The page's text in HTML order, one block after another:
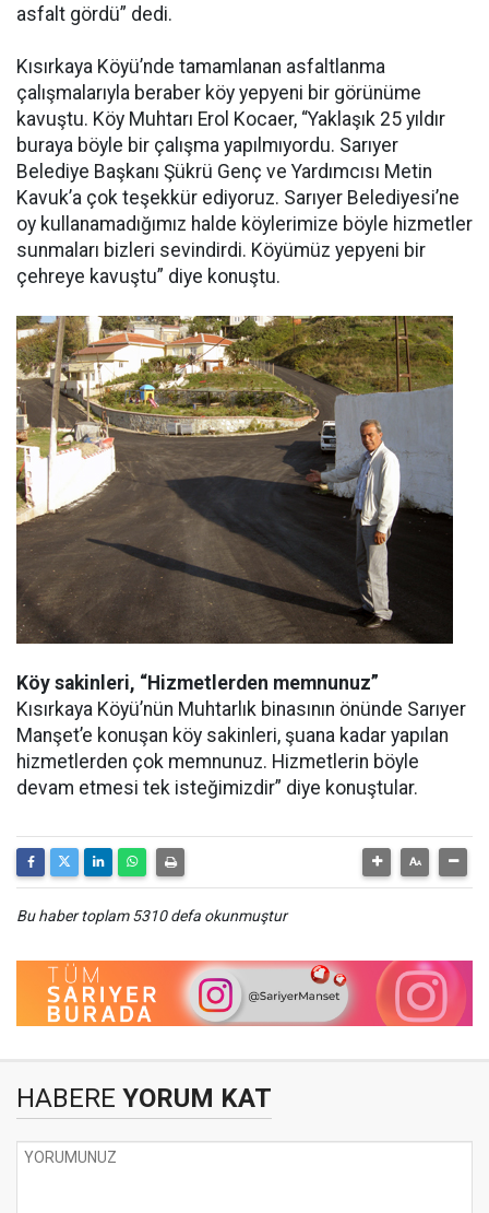
asfalt gördü” dedi.
Kısırkaya Köyü’nde tamamlanan asfaltlanma
çalışmalarıyla beraber köy yepyeni bir görünüme
kavuştu. Köy Muhtarı Erol Kocaer, “Yaklaşık 25 yıldır
buraya böyle bir çalışma yapılmıyordu. Sarıyer
Belediye Başkanı Şükrü Genç ve Yardımcısı Metin
Kavuk’a çok teşekkür ediyoruz. Sarıyer Belediyesi’ne
oy kullanamadığımız halde köylerimize böyle hizmetler
sunmaları bizleri sevindirdi. Köyümüz yepyeni bir
çehreye kavuştu” diye konuştu.
Köy sakinleri, “Hizmetlerden memnunuz”
Kısırkaya Köyü’nün Muhtarlık binasının önünde Sarıyer
Manşet’e konuşan köy sakinleri, şuana kadar yapılan
hizmetlerden çok memnunuz. Hizmetlerin böyle
devam etmesi tek isteğimizdir” diye konuştular.
Bu haber toplam 5310 defa okunmuştur
HABERE YORUM KAT